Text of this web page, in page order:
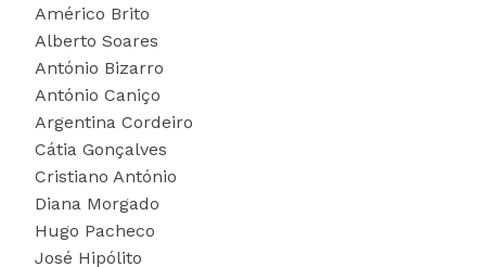
Américo Brito
Alberto Soares
António Bizarro
António Caniço
Argentina Cordeiro
Cátia Gonçalves
Cristiano António
Diana Morgado
Hugo Pacheco
José Hipólito